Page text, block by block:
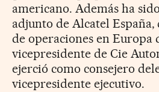
americano. Además ha
adjunto de Alcatel
de operaciones en Europa
vicepresidente de Cie
ejerció como consejero
vicepresidente ejecutivo.